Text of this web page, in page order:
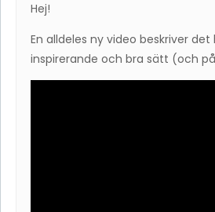
Hej!
En alldeles ny video beskriver
inspirerande och bra sätt (och